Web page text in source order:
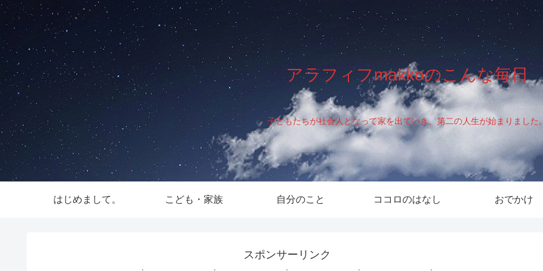
アラフィフmakkoのこんな毎日
子どもたちが社会人となって家を出ていき、第二の人生が始まりました。
はじめまして。 こども・家族 自分のこと ココロのはなし おでかけ
スポンサーリンク